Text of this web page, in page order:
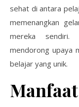
sehat di antara
memenangkan
mereka sendiri.
mendorong upaya
belajar yang unik.
Manfaat